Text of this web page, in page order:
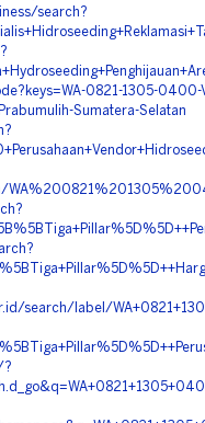
search?
0821-1305-0400-
Sumatera-Selatan
search/label/
?